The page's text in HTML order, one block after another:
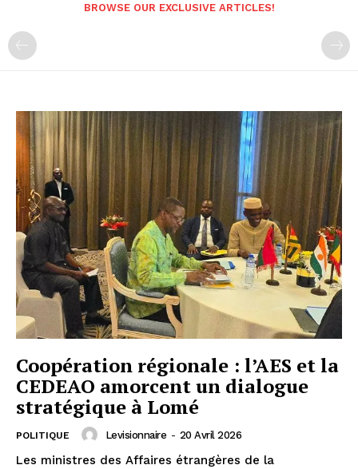
BROWSE OUR EXCLUSIVE ARTICLES!
Coopération régionale : l’AES et la
CEDEAO amorcent un dialogue
stratégique à Lomé
POLITIQUE Levisionnaire - 20 Avril 2026
Les ministres des Affaires étrangères de la